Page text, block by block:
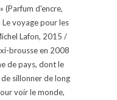
(Parfum d'encre,
voyage pour les
Lafon, 2015 /
brousse en 2008
de pays, dont le
sillonner de long
voir le monde,